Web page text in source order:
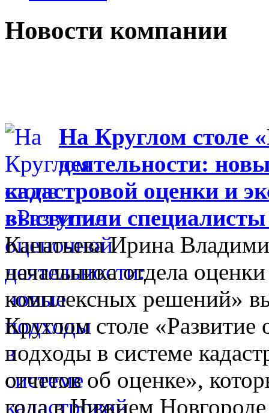
Новости компании
На Круглом столе
деятельности:
кадастровой оценки и
выступили
Канатьева Ирина
начальника отдела
комплексных решений»
Круглом столе
подходы в системе
отчетов об оценке»,
года в Нижнем